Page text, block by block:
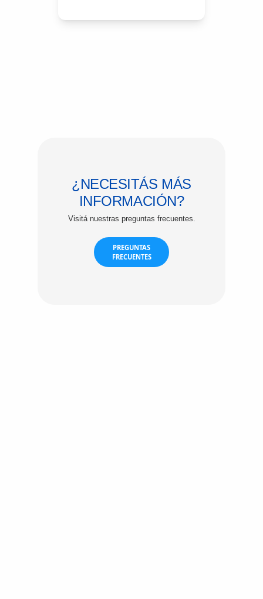
¿NECESITÁS MÁS
INFORMACIÓN?
Visitá nuestras preguntas frecuentes.
PREGUNTAS
FRECUENTES